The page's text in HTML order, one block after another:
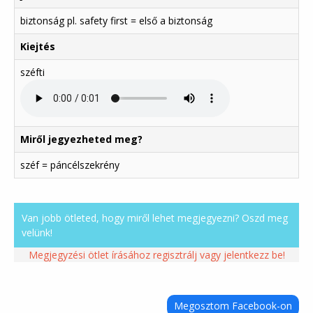
biztonság pl. safety first = első a biztonság
Kiejtés
széfti
Miről jegyezheted meg?
széf = páncélszekrény
Van jobb ötleted, hogy miről lehet megjegyezni? Oszd meg
velünk!
Megjegyzési ötlet írásához regisztrálj vagy jelentkezz be!
Megosztom Facebook-on